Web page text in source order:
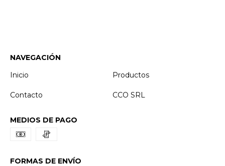
NAVEGACIÓN
Inicio
Productos
Contacto CCO SRL
MEDIOS DE PAGO
FORMAS DE ENVÍO